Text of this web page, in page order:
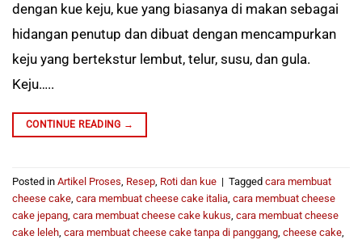
dengan kue keju, kue yang biasanya di makan sebagai
hidangan penutup dan dibuat dengan mencampurkan
keju yang bertekstur lembut, telur, susu, dan gula.
Keju…..
CONTINUE READING →
Posted in Artikel Proses, Resep, Roti dan kue | Tagged cara membuat
cheese cake, cara membuat cheese cake italia, cara membuat cheese
cake jepang, cara membuat cheese cake kukus, cara membuat cheese
cake leleh, cara membuat cheese cake tanpa di panggang, cheese cake,